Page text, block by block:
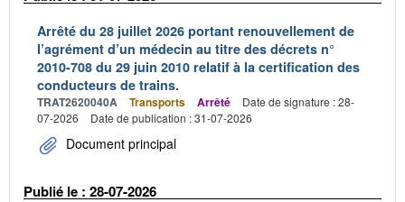
Arrêté du 28 juillet 2026 portant renouvellement de
l’agrément d’un médecin au titre des décrets n°
2010-708 du 29 juin 2010 relatif à la certification des
conducteurs de trains.
TRAT2620040A Transports Arrêté
Date de signature : 28-
07-2026
Date de publication : 31-07-2026
Document principal
Publié le : 28-07-2026